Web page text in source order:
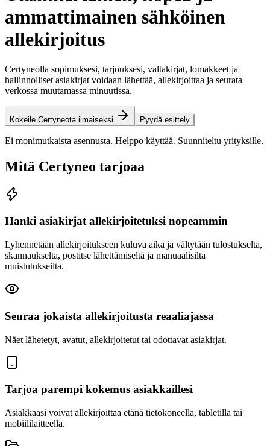
ammattimainen sähköinen
allekirjoitus
Certyneolla sopimuksesi, tarjouksesi, valtakirjat, lomakkeet ja
hallinnolliset asiakirjat voidaan lähettää, allekirjoittaa ja seurata
verkossa muutamassa minuutissa.
Kokeile Certyneota ilmaiseksi Pyydä esittely
Ei monimutkaista asennusta. Helppo käyttää. Suunniteltu yrityksille.
Mitä Certyneo tarjoaa
Hanki asiakirjat allekirjoitetuksi nopeammin
Lyhennetään allekirjoitukseen kuluva aika ja vältytään tulostukselta,
skannaukselta, postitse lähettämiseltä ja manuaalisilta
muistutukseilta.
Seuraa jokaista allekirjoitusta reaaliajassa
Näet lähetetyt, avatut, allekirjoitetut tai odottavat asiakirjat.
Tarjoa parempi kokemus asiakkaillesi
Asiakkaasi voivat allekirjoittaa etänä tietokoneella, tabletilla tai
mobiililaitteella.